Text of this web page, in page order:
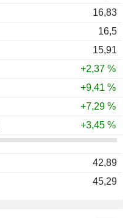
16,83
16,5
15,91
+2,37 %
+9,41 %
+7,29 %
+3,45 %
42,89
45,29